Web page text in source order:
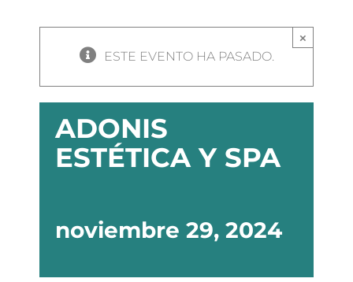
×
ESTE EVENTO HA PASADO.
ADONIS
ESTÉTICA Y SPA
noviembre 29, 2024